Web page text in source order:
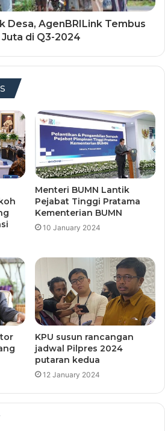
Desa, AgenBRILink Tembus
Juta di Q3-2024
Menteri BUMN Lantik
Pejabat Tinggi Pratama
Kementerian BUMN
10 January 2024
KPU susun rancangan
jadwal Pilpres 2024
putaran kedua
12 January 2024